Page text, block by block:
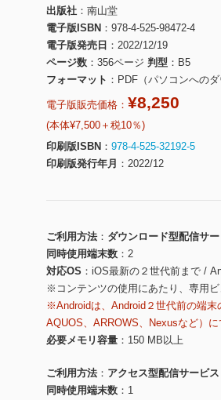
出版社
南山堂
電子版ISBN
978-4-525-98472-4
電子版発売日
2022/12/19
ページ数
356ページ 判型
B5
フォーマット
PDF（パソコンへのダ
電子版販売価格： ¥8,250
(本体¥7,500＋税10％)
印刷版ISBN
978-4-525-32192-5
印刷版発行年月
2022/12
ご利用方法
ダウンロード型配信サー
同時使用端末数
2
対応OS
iOS最新の２世代前まで /
※コンテンツの使用にあたり、専用
※Androidは、Android２世代前の端末
AQUOS、ARROWS、Nexusなど）
必要メモリ容量
150 MB以上
ご利用方法
アクセス型配信サービス
同時使用端末数
1